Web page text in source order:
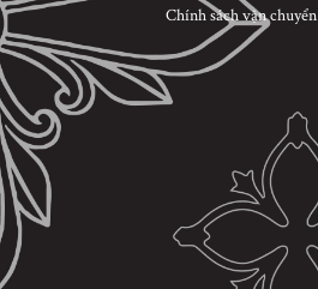
Chính sách vận chuyển